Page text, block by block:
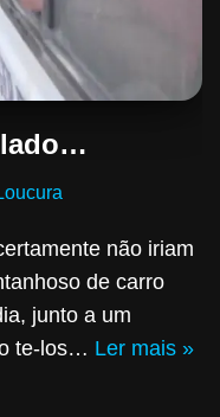
lado…
não iriam
de carro
junto a um
te-los… Ler mais »